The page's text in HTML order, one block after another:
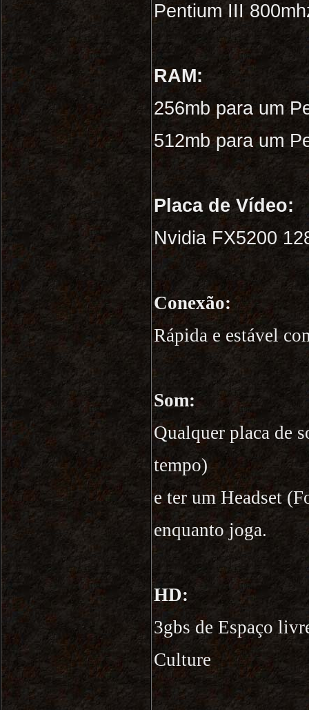
Pentium III
RAM:
256mb para um
512mb para um
Placa de Vídeo:
Nvidia FX5200
Conexão:
Rápida e estável
Som:
Qualquer placa de
tempo)
e ter um Headset
enquanto joga.
HD:
3gbs de Espaço
Culture